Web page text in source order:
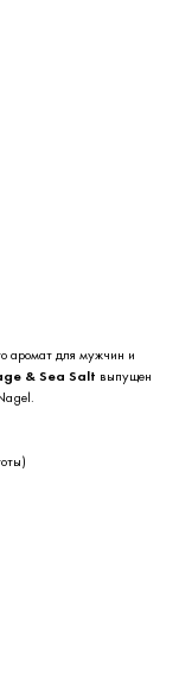
аромат для мужчин и
& Sea Salt выпущен